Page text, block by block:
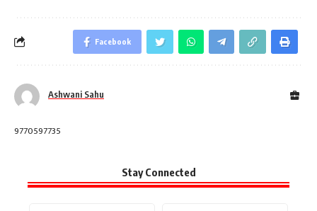
Facebook
Ashwani Sahu
9770597735
Stay Connected